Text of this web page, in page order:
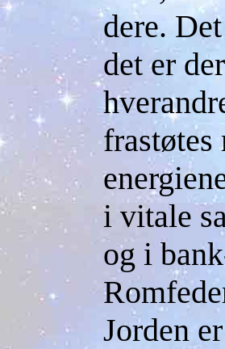
dere.
det er
frastøtes
i vitale
og i
Jorden